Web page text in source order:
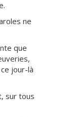
ne
que
jour-là
sur tous